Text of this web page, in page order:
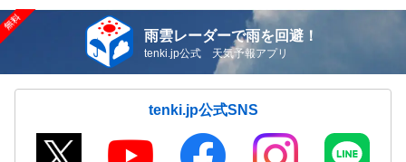
雨雲レーダーで雨を回避！
tenki.jp公式 天気予報アプリ
tenki.jp公式SNS